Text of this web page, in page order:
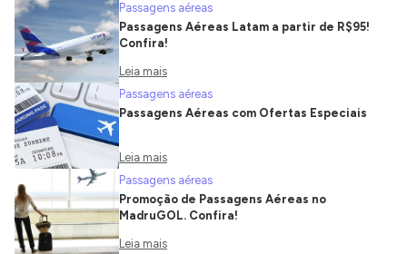
Passagens aéreas
Passagens Aéreas Latam a partir de R$95!
Confira!
Leia mais
Passagens aéreas
Passagens Aéreas com Ofertas Especiais
Leia mais
Passagens aéreas
Promoção de Passagens Aéreas no
MadruGOL. Confira!
Leia mais